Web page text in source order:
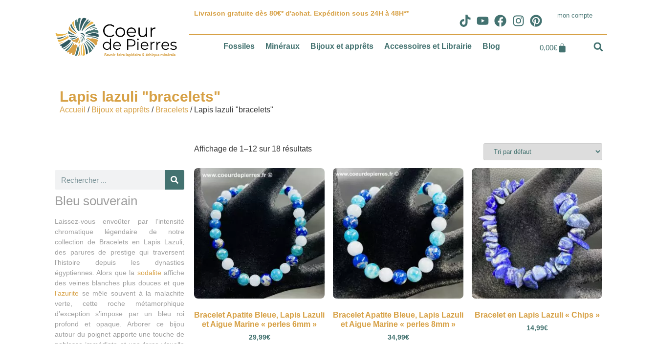
Savoir-faire lapidaire & éthique minérale
Livraison gratuite dès 80€* d'achat. Expédition sous 24H à 48H** mon compte
Fossiles Minéraux Bijoux et apprêts Accessoires et Librairie Blog 0,00€
Lapis lazuli "bracelets"
Accueil / Bijoux et apprêts / Bracelets / Lapis lazuli "bracelets"
Bleu souverain
Laissez-vous envoûter par l’intensité
chromatique légendaire de notre
collection de Bracelets en Lapis Lazuli,
des parures de prestige qui traversent
l’histoire depuis les dynasties
égyptiennes. Alors que la sodalite affiche
des veines blanches plus douces et que
l’azurite se mêle souvent à la malachite
verte, cette roche métamorphique
d’exception s’impose par un bleu roi
profond et opaque. Arborer ce bijou
autour du poignet apporte une touche de
Affichage de 1–12 sur 18 résultats
Bracelet Apatite Bleue, Lapis Lazuli
et Aigue Marine « perles 6mm »
29,99€
Bracelet Apatite Bleue, Lapis Lazuli
et Aigue Marine « perles 8mm »
34,99€
Bracelet en Lapis Lazuli « Chips »
14,99€